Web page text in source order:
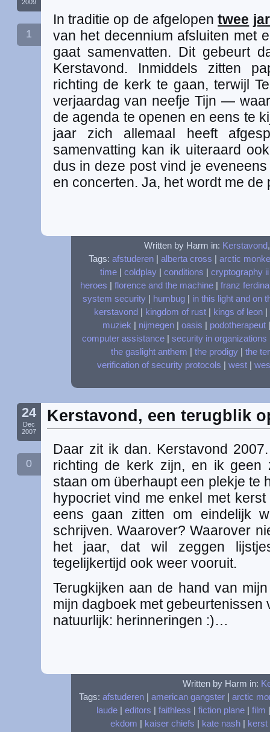
2009
1
In traditie op de afgelopentwee
van het decennium afsluiten met
gaat samenvatten. Dit gebeurt
Kerstavond. Inmiddels zitten
richting de kerk te gaan, terwijl
verjaardag van neefje Tijn —
de agenda te openen en eens te
jaar zich allemaal heeft
samenvatting kan ik uiteraard
dus in deze post vind je
en concerten. Ja, het wordt me de
Written by Harm in: Kerstavond
Tags: afstuderen| alberta cross
arctic
time| coldplay| conditions cryptography ii
heroes
florence and the machine| franz
system security| humbug| in this light and on
kerstavond
kingdom of rust| kings of leon|
muziek
nijmegen| oasis podotherapeut
computer assistance| security in organizations
the gaslight anthem
the prodigy| the
verification of security protocols
west|
24
Dec
2007
0
Kerstavond, een terugblik
Daar zit ik dan. Kerstavond
richting de kerk zijn, en ik geen
staan om überhaupt een plekje te
hypocriet vind me enkel met
eens gaan zitten om eindelijk
schrijven. Waarover? Waarover
het jaar, dat wil zeggen
tegelijkertijd ook weer vooruit.
Terugkijken aan de hand van
mijn dagboek met gebeurtenissen
natuurlijk: herinneringen :)…
Written by Harm in:
Tags: afstuderen| american gangster| arctic
laude| editors faithless fiction plane| film
ekdom
kaiser chiefs kate nash| kerst